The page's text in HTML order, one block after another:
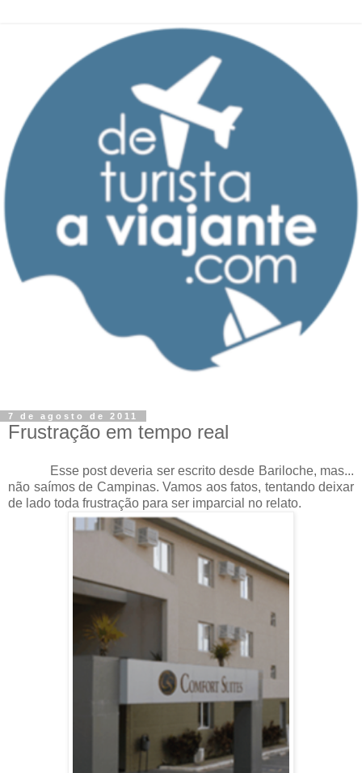
7 de agosto de 2011
Frustração em tempo real
Esse post deveria ser escrito desde Bariloche, mas...
não saímos de Campinas. Vamos aos fatos, tentando deixar
de lado toda frustração para ser imparcial no relato.